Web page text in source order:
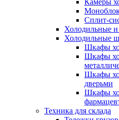
Камеры
Сплит-
Холодильные
Холодильные
Шкафы
Шкафы
Шкафы
дверьми
Шкафы
Техника для склада